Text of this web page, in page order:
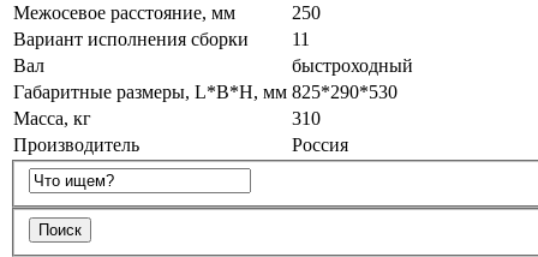
Межосевое расстояние, мм
250
Вариант исполнения сборки
11
Вал
быстроходный
Габаритные размеры, L*B*H, мм 825*290*530
Масса, кг
310
Производитель
Россия